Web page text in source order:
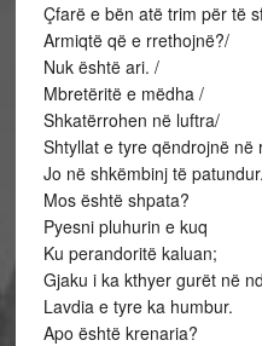
Çfarë e bën atë trim për të
Armiqtë që e rrethojnë?/
Nuk është ari. /
Mbretëritë e mëdha /
Shkatërrohen në luftra/
Shtyllat e tyre qëndrojnë në
Jo në shkëmbinj të patundur.
Mos është shpata?
Pyesni pluhurin e kuq
Ku perandoritë kaluan;
Gjaku i ka kthyer gurët në
Lavdia e tyre ka humbur.
Apo është krenaria?